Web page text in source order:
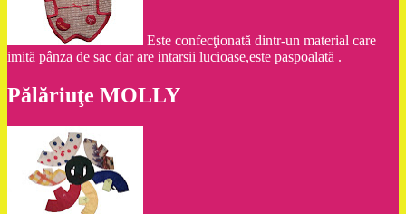
Este confecţionată dintr-un material care
imită pânza de sac dar are intarsii lucioase,este paspoalată .
Pălăriuţe MOLLY